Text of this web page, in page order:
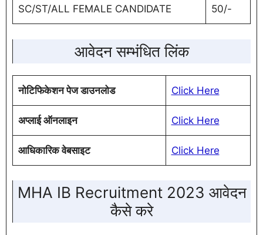
SC/ST/ALL FEMALE CANDIDATE 50/-
आवेदन सम्भंधित लिंक
नोटिफिकेशन पेज डाउनलोड Click Here
अप्लाई ऑनलाइन Click Here
आधिकारिक वेबसाइट Click Here
MHA IB Recruitment 2023 आवेदन
कैसे करे